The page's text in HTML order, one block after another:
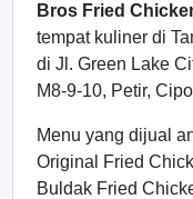
Bros Fried
tempat kuliner di
di Jl. Green Lake
M8-9-10, Petir,
Menu yang dijual
Original Fried
Buldak Fried